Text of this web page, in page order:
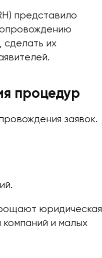
представило
их
процедур
заявок.
юридическая
компаний и малых